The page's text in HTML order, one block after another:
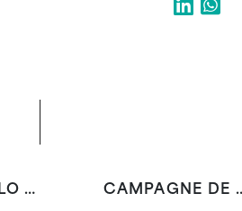
LE PETIT VÉLO JAUNE : RAPPORT D'ACTIVITÉ 2024 CAMPAGNE DE